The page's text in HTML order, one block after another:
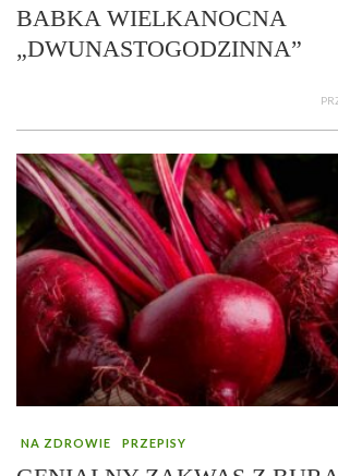
BABKA WIELKANOCNA
„DWUNASTOGODZINNA”
NA ZDROWIE PRZEPISY